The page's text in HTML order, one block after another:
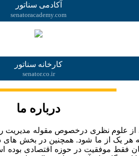
آکادمی سناتور
senatoracademy.com
کارخانه سناتور
senator.co.ir
درباره ما
نظری درخصوص مقوله مدیریت را
از ما شود. همچنین در بخش های
فقط موفقیت در حوزه اقتصادی